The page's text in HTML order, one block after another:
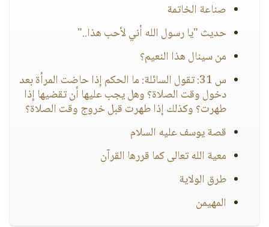
صناعة الخاتمة
حديث "يا رسول الله أني لأحب هذا.."
من سينال هذا النعيم؟
س 31: تقول السائلة: ما الحكم إذا حاضت المرأة بعد
دخول وقت الصلاة؟ وهل يجب عليها أن تقضيها إذا
طهرت؟ وكذلك إذا طهرت قبل خروج وقت الصلاة؟
قصة يوسف عليه السلام
معية الله تعالى كما قررها القرآن
طرق الولاية
المهيمن